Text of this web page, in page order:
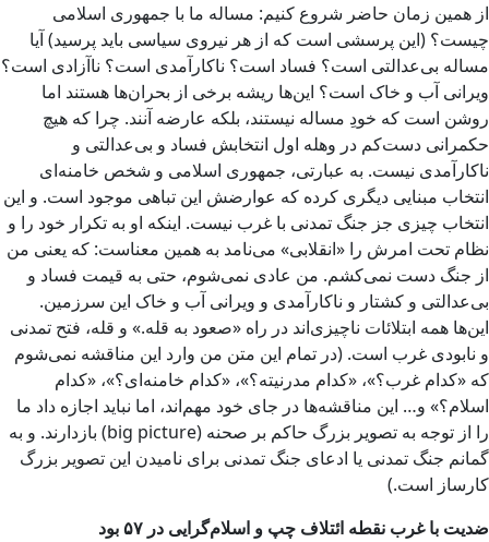
از همین زمان حاضر شروع کنیم: مساله ما با جمهوری اسلامی
چیست؟ (این پرسشی است که از هر نیروی سیاسی باید پرسید) آیا
مساله بی‌عدالتی است؟ فساد است؟ ناکارآمدی است؟ ناآزادی است؟
ویرانی آب و خاک است؟ این‌ها ریشه برخی از بحران‌ها هستند اما
روشن است که خودِ مساله نیستند، بلکه عارضه آنند. چرا که هیچ
حکمرانی دست‌کم در وهله اول انتخابش فساد و بی‌عدالتی و
ناکارآمدی نیست. به عبارتی، جمهوری اسلامی و شخص خامنه‌ای
انتخاب مبنایی دیگری کرده که عوارضش این تباهی موجود است. و این
انتخاب چیزی جز جنگ تمدنی با غرب نیست. اینکه او به تکرار خود را و
نظام تحت امرش را «انقلابی» می‌نامد به همین معناست: که یعنی من
از جنگ دست نمی‌کشم. من عادی نمی‌شوم، حتی به قیمت فساد و
بی‌عدالتی و کشتار و ناکارآمدی و ویرانی آب و خاک این سرزمین.
این‌ها همه ابتلائات ناچیزی‌اند در راه «صعود به قله.» و قله، فتح تمدنی
و نابودی غرب است. (در تمام این متن من وارد این مناقشه نمی‌شوم
که «کدام غرب؟»، «کدام مدرنیته؟»، «کدام خامنه‌ای؟»، «کدام
اسلام؟» و… این مناقشه‌ها در جای خود مهم‌اند، اما نباید اجازه داد ما
را از توجه به تصویر بزرگ حاکم بر صحنه (big picture) بازدارند. و به
گمانم جنگ تمدنی یا ادعای جنگ تمدنی برای نامیدن این تصویر بزرگ
کارساز است.)
ضدیت با غرب نقطه ائتلاف چپ و اسلام‌گرایی در ۵۷ بود